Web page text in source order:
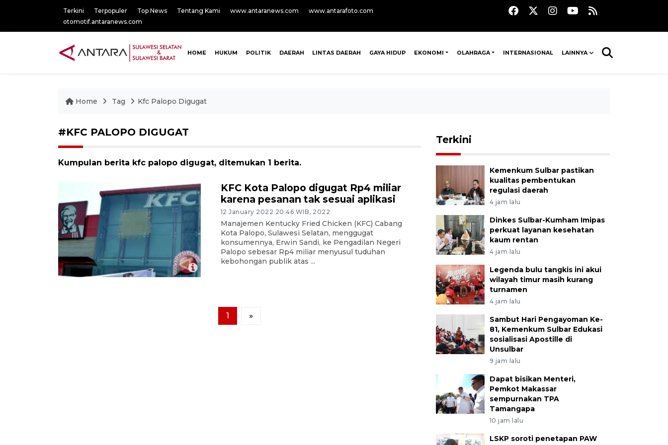
Terkini Terpopuler Top News Tentang Kami www.antaranews.com
www.antarafoto.com
otomotif.antaranews.com
HOME HUKUM POLITIK DAERAH LINTAS DAERAH GAYA HIDUP EKONOMI OLAHRAGA INTERNASIONAL LAINNYA
Home Tag Kfc Palopo Digugat
#KFC PALOPO DIGUGAT
Kumpulan berita kfc palopo digugat, ditemukan 1 berita.
KFC Kota Palopo digugat Rp4 miliar
karena pesanan tak sesuai aplikasi
12 January 2022 20:46 WIB, 2022
Manajemen Kentucky Fried Chicken (KFC) Cabang
Kota Palopo, Sulawesi Selatan, menggugat
konsumennya, Erwin Sandi, ke Pengadilan Negeri
Palopo sebesar Rp4 miliar menyusul tuduhan
kebohongan publik atas ...
1 »
Terkini
Kemenkum Sulbar pastikan
kualitas pembentukan
regulasi daerah
4 jam lalu
Dinkes Sulbar-Kumham Imipas
perkuat layanan kesehatan
kaum rentan
4 jam lalu
Legenda bulu tangkis ini akui
wilayah timur masih kurang
turnamen
4 jam lalu
Sambut Hari Pengayoman Ke-
81, Kemenkum Sulbar Edukasi
sosialisasi Apostille di
Unsulbar
9 jam lalu
Dapat bisikan Menteri,
Pemkot Makassar
sempurnakan TPA
Tamangapa
10 jam lalu
LSKP soroti penetapan PAW